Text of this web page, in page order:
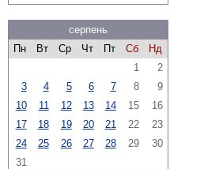
серпень
Пн
Вт Ср Чт Пт Сб
Нд
1
2
3
4 5 6 7 8
9
10
11 12 13 14 15
16
17
18 19 20 21 22
23
24
25 26 27 28 29
30
31